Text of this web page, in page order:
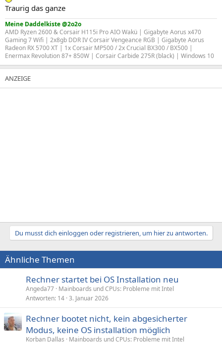
Traurig das ganze
Meine Daddelkiste @2o2o
AMD Ryzen 2600 & Corsair H115i Pro AIO Wakü | Gigabyte Aorus x470
Gaming 7 Wifi | 2x8gb DDR IV Corsair Vengeance RGB | Gigabyte Aorus
Radeon RX 5700 XT | 1x Corsair MP500 / 2x Crucial BX300 / BX500 |
Enermax Revolution 87+ 850W | Corsair Carbide 275R (black) | Windows 10
Du musst dich einloggen oder registrieren, um hier zu antworten.
Ähnliche Themen
Rechner startet bei OS Installation neu
Angeda77 Mainboards und CPUs: Probleme mit Intel
Antworten 14 3. Januar 2026
Rechner bootet nicht, kein abgesicherter
Modus, keine OS installation möglich
Korban Dallas
Mainboards und CPUs: Probleme mit Intel